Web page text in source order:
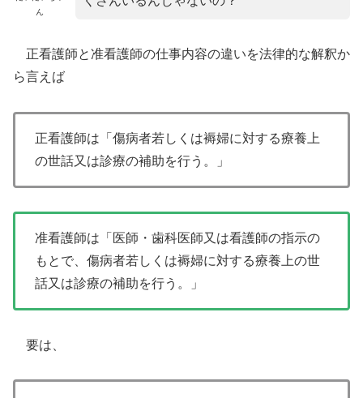
ん
正看護師と准看護師の仕事内容の違いを法律的な解釈か
ら言えば
正看護師は「傷病者若しくは褥婦に対する療養上
の世話又は診療の補助を行う。」
准看護師は「医師・歯科医師又は看護師の指示の
もとで、傷病者若しくは褥婦に対する療養上の世
話又は診療の補助を行う。」
要は、